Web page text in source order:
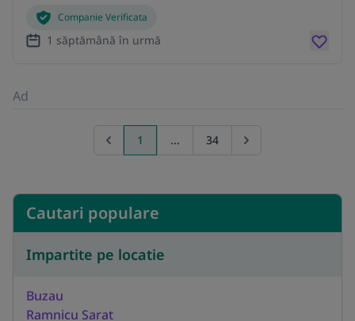
Companie Verificata
1 săptămână în urmă
Ad
Previous page
1 ... 34 Go to next page
Cautari populare
Impartite pe locatie
Buzau
Ramnicu Sarat